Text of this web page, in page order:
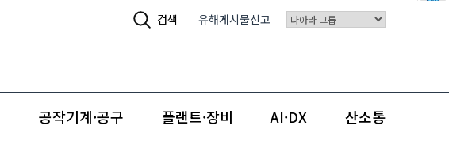
검색 유해게시물신고
공작기계·공구 플랜트·장비 AI·DX 산소통